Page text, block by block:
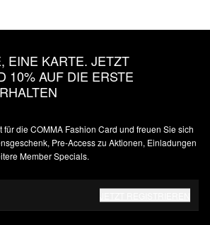
EINE KARTE. JETZT
10% AUF DIE ERSTE
für die COMMA Fashion Card und freuen Sie sich
Pre-Access zu Aktionen, Einladungen
Member Specials.